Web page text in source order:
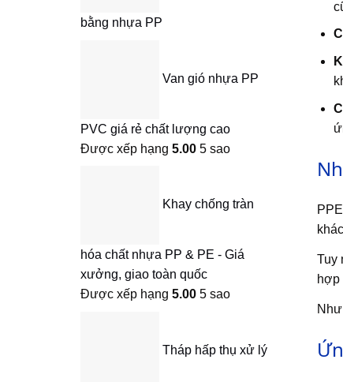
bằng nhựa PP
Van gió nhựa PP
PVC giá rẻ chất lượng cao
Được xếp hạng 5.00 5 sao
Khay chống tràn
hóa chất nhựa PP & PE - Giá
xưởng, giao toàn quốc
Được xếp hạng 5.00 5 sao
Tháp hấp thụ xử lý
Tuy
hợp